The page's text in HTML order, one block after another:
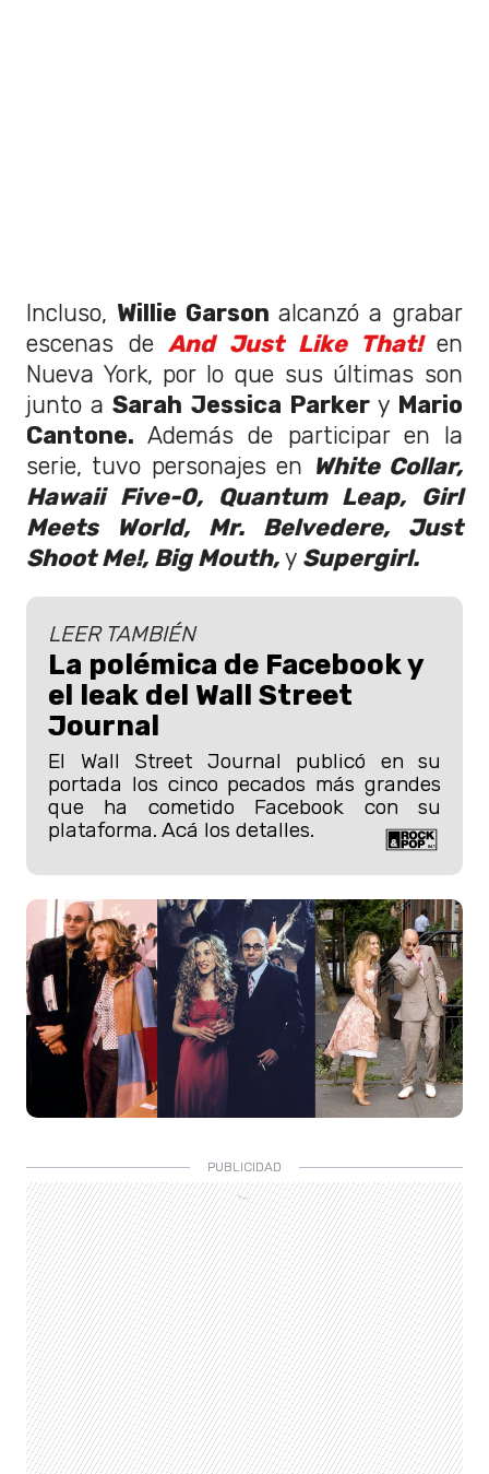
Incluso, Willie Garson alcanzó a grabar
escenas deAnd Just Like That!en
Nueva York, por lo que sus últimas son
junto aSarah Jessica Parker y Mario
Cantone.Además de participar en la
serie, tuvo personajes en White Collar,
Hawaii Five-0, Quantum Leap, Girl
Meets World, Mr. Belvedere, Just
Shoot Me!, Big Mouth, y Supergirl.
LEER TAMBIÉN
La polémica de Facebook y
el leak del Wall Street
Journal
El Wall Street Journal publicó en su
portada los cinco pecados más grandes
que ha cometido Facebook con su
plataforma. Acá los detalles.